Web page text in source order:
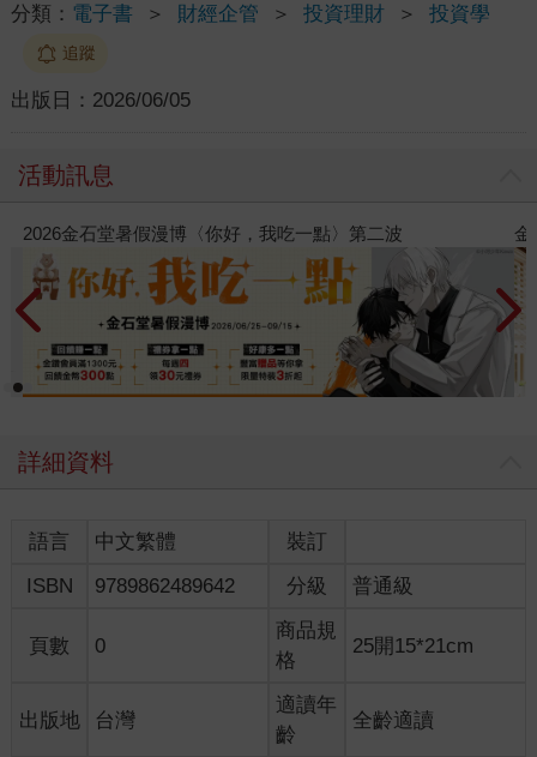
分類： 電子書 ＞ 財經企管 ＞ 投資理財 ＞ 投資學
追蹤
出版日： 2026/06/05
活動訊息
金石堂2026海外優惠：電子書
詳細資料
語言 中文繁體
裝訂
ISBN
9789862489642 分級 普通級
頁數 0
商品規
格
25開15*21cm
出版地 台灣
適讀年
齡
全齡適讀